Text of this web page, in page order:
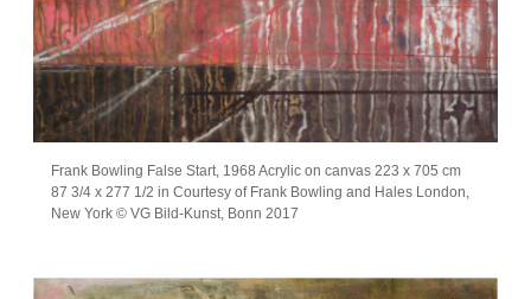
Frank Bowling False Start, 1968 Acrylic on canvas 223 x 705 cm
87 3/4 x 277 1/2 in Courtesy of Frank Bowling and Hales London,
New York © VG Bild-Kunst, Bonn 2017